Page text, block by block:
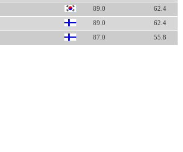
89.0 62.4
89.0 62.4
87.0 55.8